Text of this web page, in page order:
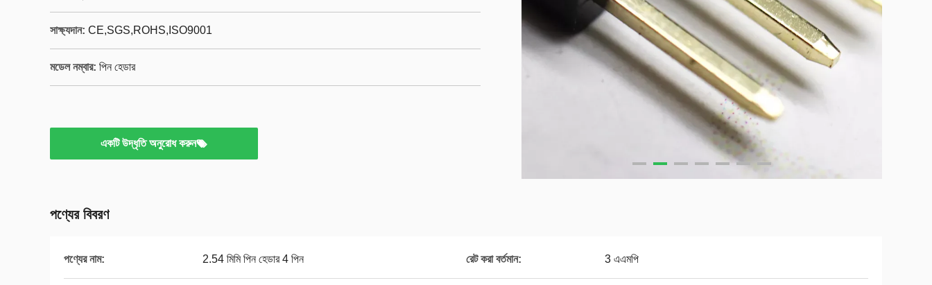
সাক্ষ্যদান: CE,SGS,ROHS,ISO9001
মডেল নম্বার: পিন হেডার
একটি উদ্ধৃতি অনুরোধ করুন
পণ্যের বিবরণ
পণ্যের নাম: 2.54 মিমি পিন হেডার 4 পিন রেট করা বর্তমান: 3 এএমপি